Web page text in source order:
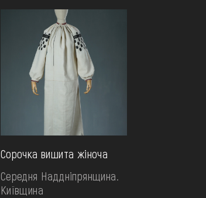
Сорочка вишита жіноча
Середня Наддніпрянщина.
Київщина